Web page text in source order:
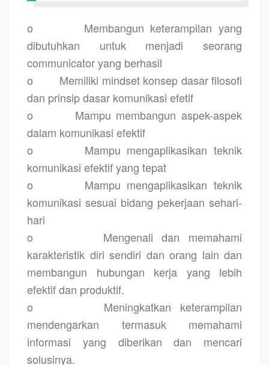
o
Membangun keterampilan yang
dibutuhkan untuk menjadi seorang
communicator yang berhasil
o
Memiliki mindset konsep dasar filosofi
dan prinsip dasar komunikasi efetif
o
Mampu membangun aspek-aspek
dalam komunikasi efektif
o
Mampu mengaplikasikan teknik
komunikasi efektif yang tepat
o
Mampu mengaplikasikan teknik
komunikasi sesuai bidang pekerjaan sehari-
hari
o
Mengenali dan memahami
karakteristik diri sendiri dan orang lain dan
membangun hubungan kerja yang lebih
efektif dan produktif.
o
Meningkatkan keterampilan
mendengarkan termasuk memahami
informasi yang diberikan dan mencari
solusinya.